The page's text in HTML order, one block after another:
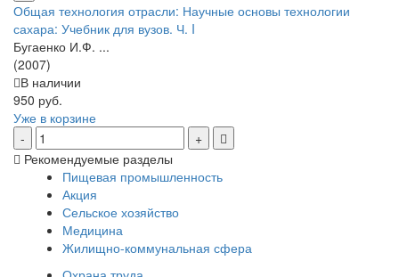
Общая технология отрасли: Научные основы технологии
сахара: Учебник для вузов. Ч. I
Бугаенко И.Ф. ...
(2007)
В наличии
950 руб.
Уже в корзине
Рекомендуемые разделы
Пищевая промышленность
Акция
Сельское хозяйство
Медицина
Жилищно-коммунальная сфера